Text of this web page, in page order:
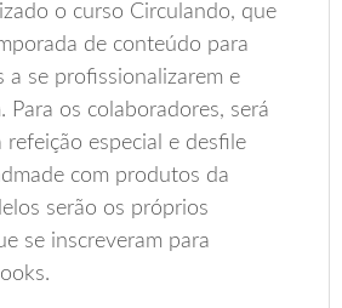
o curso Circulando, que
de conteúdo para
a se profissionalizarem e
Para os colaboradores, será
refeição especial e desfile
com produtos da
serão os próprios
se inscreveram para